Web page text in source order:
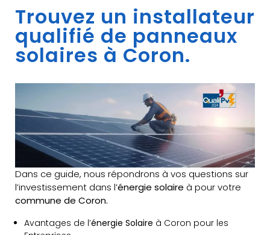
Trouvez un installateur
qualifié de panneaux
solaires à Coron.
Dans ce guide, nous répondrons à vos questions sur
l’investissement dans l’énergie solaire à pour votre
commune de Coron.
Avantages de l’énergie Solaire à Coron pour les